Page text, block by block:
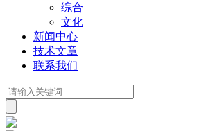
综合
文化
新闻中心
技术文章
联系我们